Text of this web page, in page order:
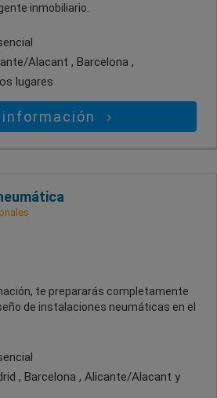
inmobiliario.
Alacant , Barcelona ,
lugares
información
te prepararás completamente
de instalaciones neumáticas en el
, Barcelona , Alicante/Alacant y